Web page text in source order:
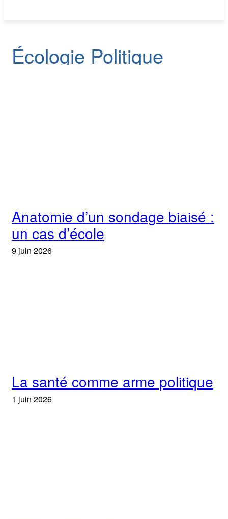
Écologie Politique
Anatomie d’un sondage biaisé :
un cas d’école
9 juin 2026
La santé comme arme politique
1 juin 2026